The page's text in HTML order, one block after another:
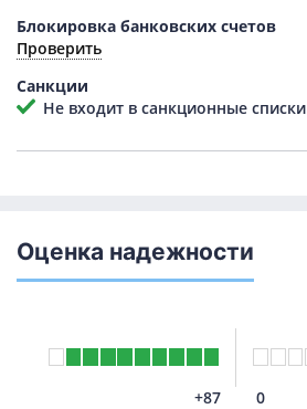
Блокировка банковских счетов
Проверить
Санкции
Не входит в санкционные списки
Оценка надежности
+87
0